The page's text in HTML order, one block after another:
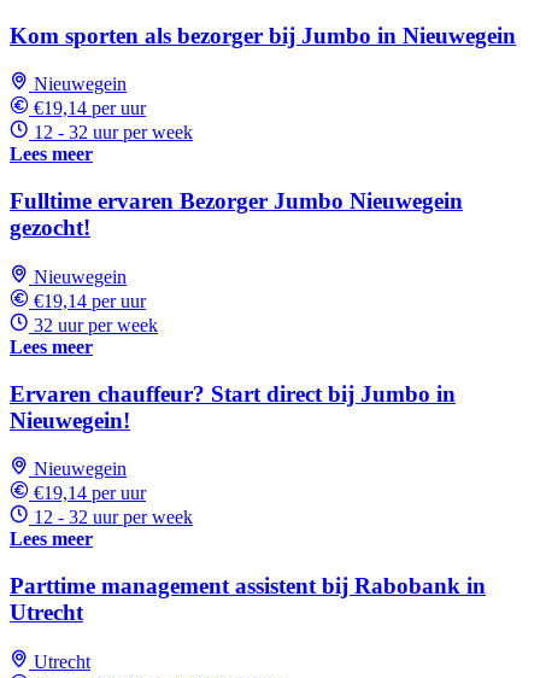
Kom sporten als bezorger bij Jumbo in Nieuwegein
Nieuwegein
€19,14 per uur
12 - 32 uur per week
Lees meer
Fulltime ervaren Bezorger Jumbo Nieuwegein
gezocht!
Nieuwegein
€19,14 per uur
32 uur per week
Lees meer
Ervaren chauffeur? Start direct bij Jumbo in
Nieuwegein!
Nieuwegein
€19,14 per uur
12 - 32 uur per week
Lees meer
Parttime management assistent bij Rabobank in
Utrecht
Utrecht